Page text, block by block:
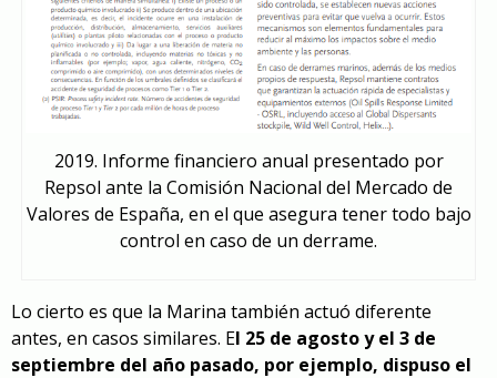
2019. Informe financiero anual presentado por
Repsol ante la Comisión Nacional del Mercado de
Valores de España, en el que asegura tener todo bajo
control en caso de un derrame.
Lo cierto es que la Marina también actuó diferente
antes, en casos similares. El 25 de agosto y el 3 de
septiembre del año pasado, por ejemplo, dispuso el